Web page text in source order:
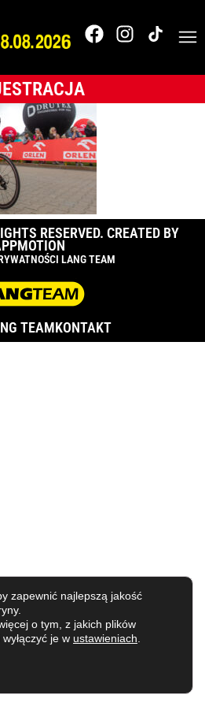
RESERVED. CREATED BY
LANG TEAM
TEAMKONTAKT
zapewnić najlepszą jakość
o tym, z jakich plików
je w ustawieniach